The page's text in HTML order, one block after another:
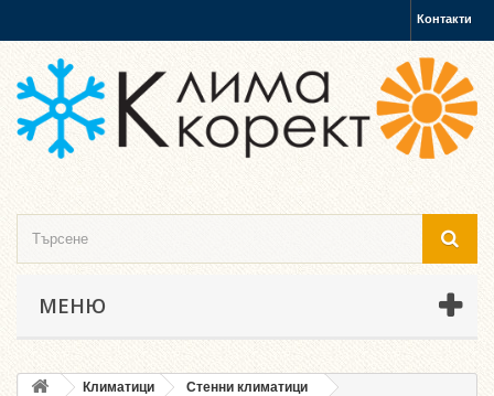
Контакти
МЕНЮ
Климатици
Стенни климатици